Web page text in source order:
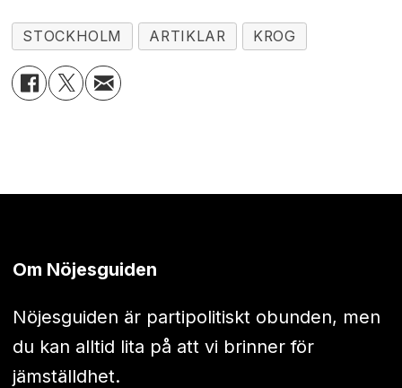
STOCKHOLM ARTIKLAR KROG
Om Nöjesguiden
Nöjesguiden är partipolitiskt obunden, men
du kan alltid lita på att vi brinner för
jämställdhet.